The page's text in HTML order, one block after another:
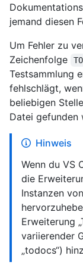
jemand diesen
Um Fehler zu
Zeichenfolge
Testsammlung
fehlschlägt,
beliebigen
Datei gefunden
Hinweis
Wenn du VS
die
Instanzen
Erweiterung
variierender
„todocs“)